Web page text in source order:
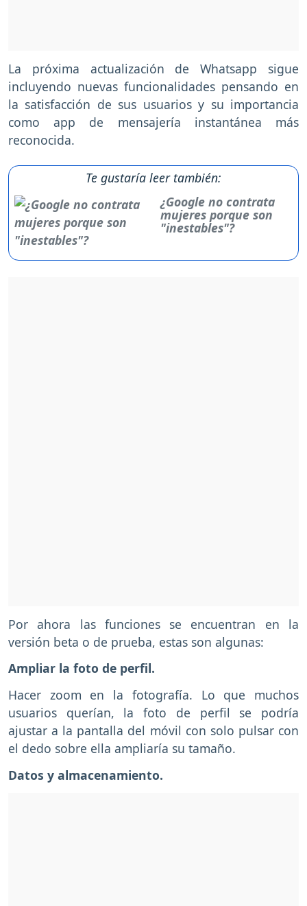
La próxima actualización de Whatsapp sigue
incluyendo nuevas funcionalidades pensando en
la satisfacción de sus usuarios y su importancia
como app de mensajería instantánea más
reconocida.
Te gustaría leer también:
¿Google no contrata
mujeres porque son
"inestables"?
Por ahora las funciones se encuentran en la
versión beta o de prueba, estas son algunas:
Ampliar la foto de perfil.
Hacer zoom en la fotografía. Lo que muchos
usuarios querían, la foto de perfil se podría
ajustar a la pantalla del móvil con solo pulsar con
el dedo sobre ella ampliaría su tamaño.
Datos y almacenamiento.